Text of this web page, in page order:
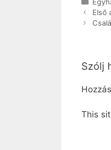
Első
Szólj
This